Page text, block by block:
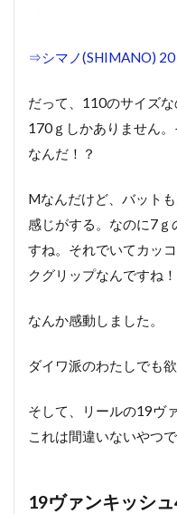
⇒シマノ(SHIMANO)
だって、110のサイズな
170ｇしかありません
なんだ！？
Mなんだけど、バット
感じがする。なのに7
すね。それでいてカッ
クグリップなんですね！
なんか感動しました。
ダイワ派のわたしでも
そして、リールの19ヴ
これは間違いないやつで
19ヴァンキッシ